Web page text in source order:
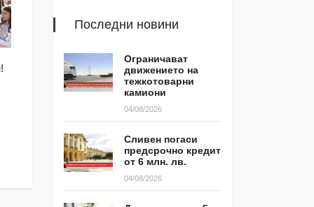
Трета седмици в ямболския
квартал КОС контейнерите са
Последни новини
Ограничават
движението на
тежкотоварни
камиони
04/08/2026
Сливен погаси
предсрочно кредит
от 6 млн. лв.
04/08/2026